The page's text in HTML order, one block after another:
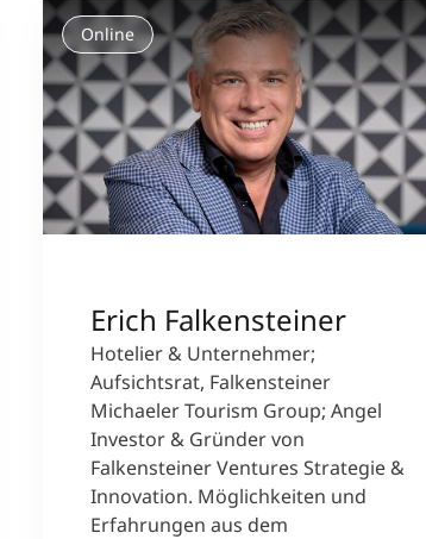
Online
Erich Falkensteiner
Hotelier & Unternehmer;
Aufsichtsrat, Falkensteiner
Michaeler Tourism Group; Angel
Investor & Gründer von
Falkensteiner Ventures Strategie &
Innovation. Möglichkeiten und
Erfahrungen aus dem